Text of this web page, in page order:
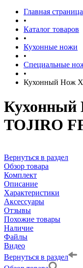
Главная страница
•
Каталог товаров
•
Кухонные ножи
•
Специальные
•
Кухонный Нож
TOJIRO
Вернуться в раздел
Обзор товара
Комплект
Описание
Характеристики
Аксессуары
Отзывы
Похожие товары
Наличие
Файлы
Видео
Вернуться в раздел